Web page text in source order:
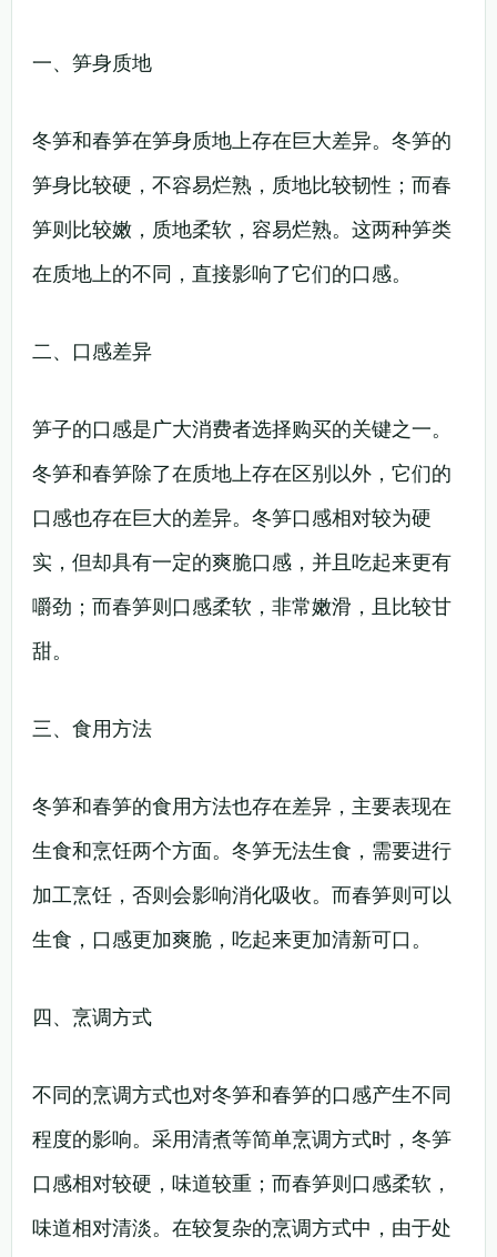
一、笋身质地
冬笋和春笋在笋身质地上存在巨大差异。冬笋的
笋身比较硬，不容易烂熟，质地比较韧性；而春
笋则比较嫩，质地柔软，容易烂熟。这两种笋类
在质地上的不同，直接影响了它们的口感。
二、口感差异
笋子的口感是广大消费者选择购买的关键之一。
冬笋和春笋除了在质地上存在区别以外，它们的
口感也存在巨大的差异。冬笋口感相对较为硬
实，但却具有一定的爽脆口感，并且吃起来更有
嚼劲；而春笋则口感柔软，非常嫩滑，且比较甘
甜。
三、食用方法
冬笋和春笋的食用方法也存在差异，主要表现在
生食和烹饪两个方面。冬笋无法生食，需要进行
加工烹饪，否则会影响消化吸收。而春笋则可以
生食，口感更加爽脆，吃起来更加清新可口。
四、烹调方式
不同的烹调方式也对冬笋和春笋的口感产生不同
程度的影响。采用清煮等简单烹调方式时，冬笋
口感相对较硬，味道较重；而春笋则口感柔软，
味道相对清淡。在较复杂的烹调方式中，由于处